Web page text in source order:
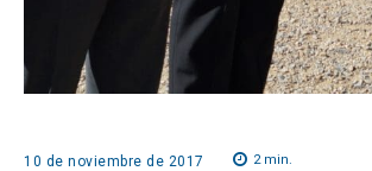
10 de noviembre de 2017 2min.